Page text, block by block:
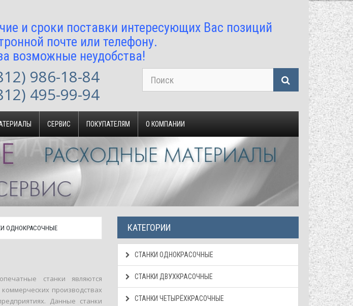
и сроки поставки интересующих Вас позиций
почте или телефону.
возможные неудобства!
986-18-84
495-99-94
СЕРВИС ПОКУПАТЕЛЯМ О КОМПАНИИ
ОДНОКРАСОЧНЫЕ
станки являются
производствах
Данные станки
КАТЕГОРИИ
СТАНКИ ОДНОКРАСОЧНЫЕ
СТАНКИ ДВУХКРАСОЧНЫЕ
СТАНКИ ЧЕТЫРЁХКРАСОЧНЫЕ